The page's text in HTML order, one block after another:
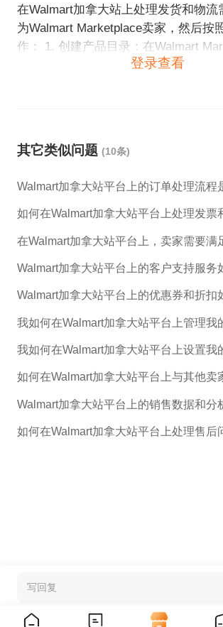
在Walmart加拿大站上处理发货和物流
为Walmart Marketplace卖家，然后按
作： 1. 创建产品目录：在Walmart Marketplace上创
建您的产品目录并填写产品信息。 2. 接受订单：当有
顾客下单后，您需要在Walmart
发货跟踪号码和预计送达日期。 5. 物流跟踪：使用物
达客户手中。 在这个过程中，您可以选择自行处理物
流，或选择使用Walmart Marketplace
要选择一个可靠的物流供应商，并确
时、安全地将您的产品运输到目的地。
登录查看
其它类似问题 (10条)
写回复